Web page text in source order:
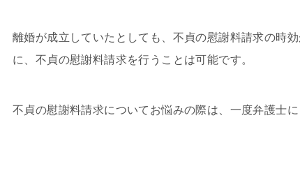
離婚が成立していたとしても、不貞の慰謝料請求の時
に、不貞の慰謝料請求を行うことは可能です。
不貞の慰謝料請求についてお悩みの際は、一度弁護士